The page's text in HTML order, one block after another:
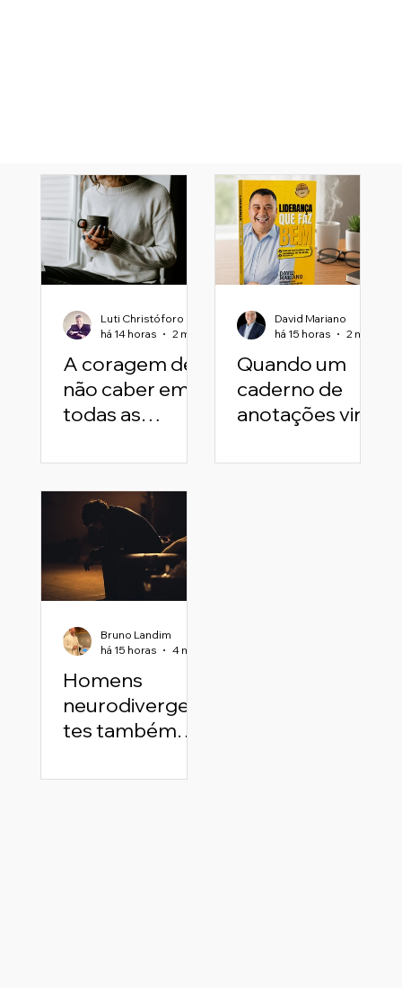
A coragem de
não caber em
todas as
Luti Christóforo
há 14 horas
Quando um
caderno de
anotações vira
inclusão: a
David Mariano
há 15 horas
Homens
neurodivergen
tes também
silêncio
Bruno Landim
há 15 horas